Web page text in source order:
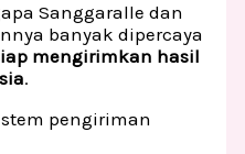
Sanggaralle dan
banyak dipercaya
mengirimkan hasil
.
pengiriman